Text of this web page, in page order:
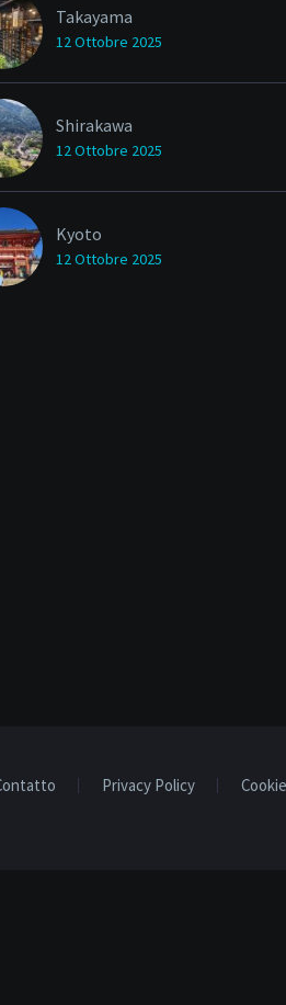
Takayama
12 Ottobre 2025
Shirakawa
12 Ottobre 2025
Kyoto
12 Ottobre 2025
Privacy Policy